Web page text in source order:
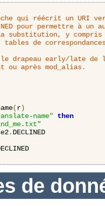
qui réécrit un URI
drapeau early/late de
ou après mod_alias.
(r)
name"
then
. DECLINED
de